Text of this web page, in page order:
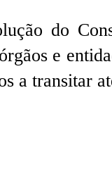
do
e
a transitar